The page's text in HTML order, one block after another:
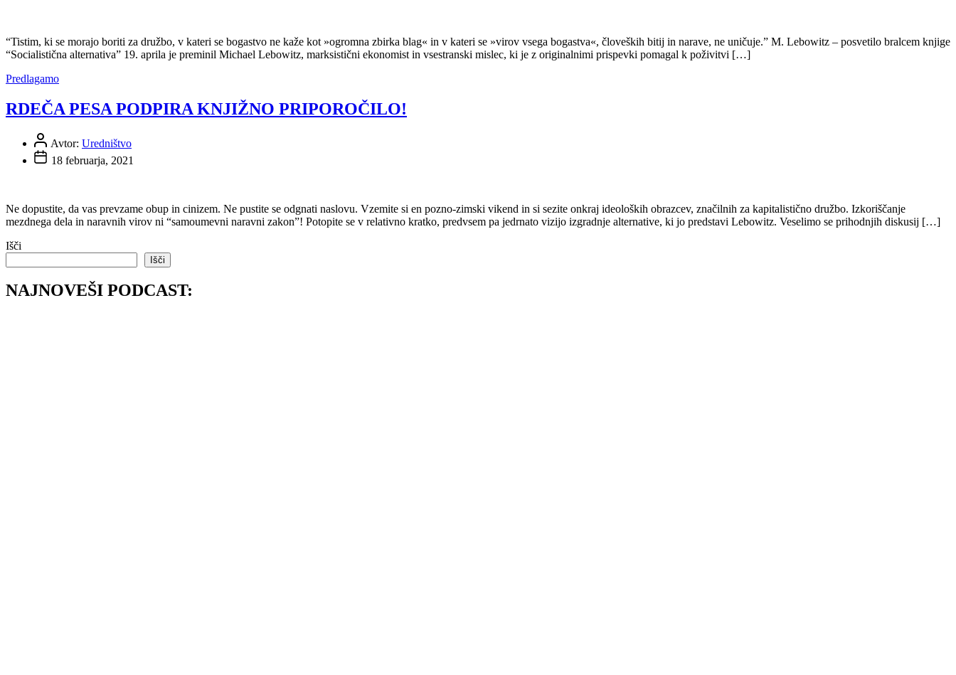
“Tistim, ki se morajo boriti za družbo, v kateri se bogastvo ne kaže kot »ogromna zbirka blag« in v kateri se »virov vsega bogastva«, človeških bitij in narave, ne uničuje.” M. Lebowitz – posvetilo bralcem knjige
“Socialistična alternativa” 19. aprila je preminil Michael Lebowitz, marksistični ekonomist in vsestranski mislec, ki je z originalnimi prispevki pomagal k poživitvi […]
Predlagamo
RDEČA PESA PODPIRA KNJIŽNO PRIPOROČILO!
Avtor: Uredništvo
18 februarja, 2021
Ne dopustite, da vas prevzame obup in cinizem. Ne pustite se odgnati naslovu. Vzemite si en pozno-zimski vikend in si sezite onkraj ideoloških obrazcev, značilnih za kapitalistično družbo. Izkoriščanje
mezdnega dela in naravnih virov ni “samoumevni naravni zakon”! Potopite se v relativno kratko, predvsem pa jedrnato vizijo izgradnje alternative, ki jo predstavi Lebowitz. Veselimo se prihodnjih diskusij […]
Išči
Išči
NAJNOVEŠI PODCAST: